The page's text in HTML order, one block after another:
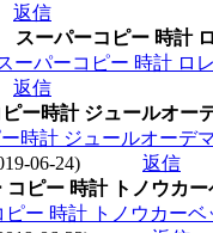
返信
スーパーコピー 時計
ーパーコピー 時計 ロ
返信
ー時計 ジュールオー
時計 ジュールオーデ
06-24)
返信
ピー 時計 トノウカ
ー 時計 トノウカー